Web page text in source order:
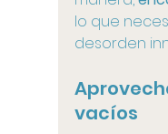
lo que
desorden
vacíos